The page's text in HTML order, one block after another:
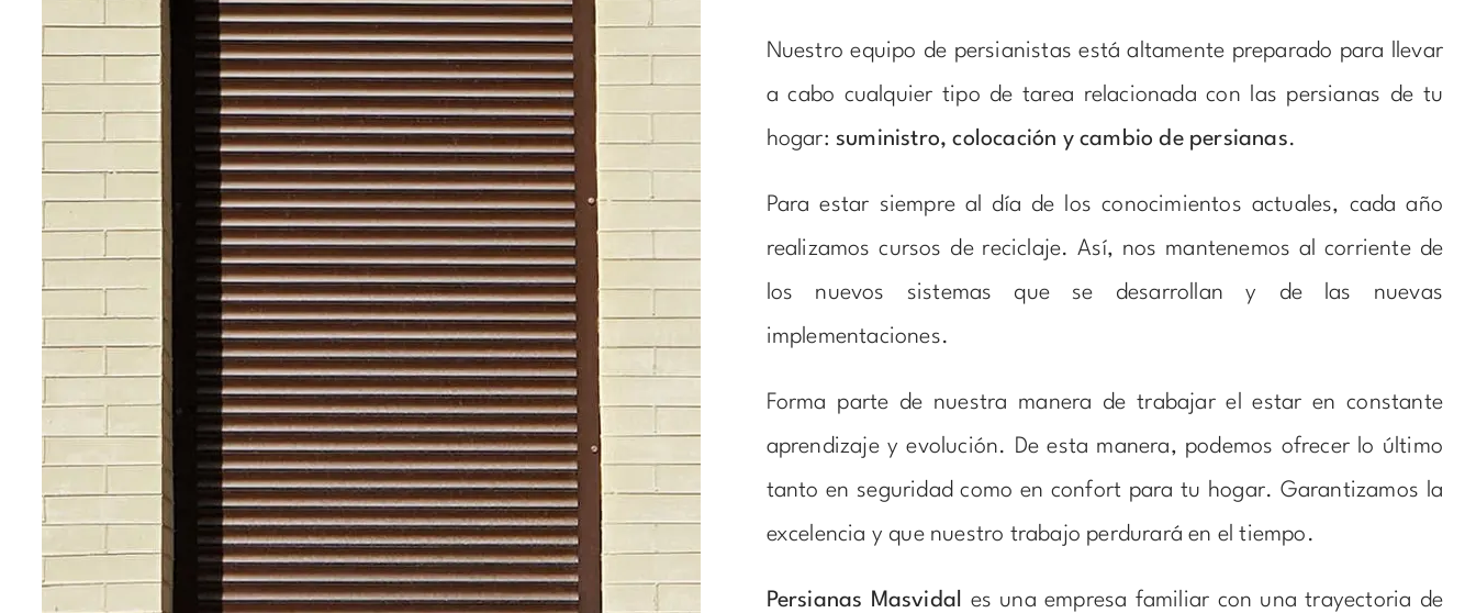
Nuestro equipo de persianistas está altamente preparado para llevar
a cabo cualquier tipo de tarea relacionada con las persianas de tu
hogar:suministro, colocación y cambio de persianas.
Para estar siempre al día de los conocimientos actuales, cada año
realizamos cursos de reciclaje. Así, nos mantenemos al corriente de
los nuevos sistemas que se desarrollan y de las nuevas
implementaciones.
Forma parte de nuestra manera de trabajar el estar en constante
aprendizaje y evolución. De esta manera, podemos ofrecer lo último
tanto en seguridad como en confort para tu hogar. Garantizamos la
excelencia y que nuestro trabajo perdurará en el tiempo.
Persianas Masvidal
es una empresa familiar con una trayectoria de